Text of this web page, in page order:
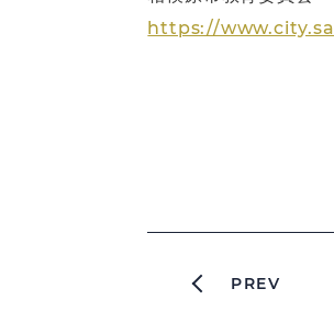
https://
PREV